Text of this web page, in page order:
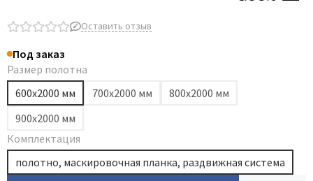
Оставить отзыв
Под заказ
Размер полотна
600х2000 мм
700х2000 мм
800х2000 мм
900х2000 мм
Комплектация
полотно, маскировочная планка, раздвижная система